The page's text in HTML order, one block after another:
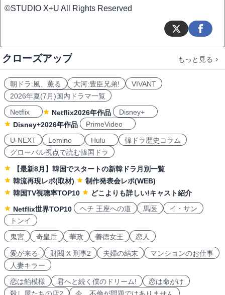
©STUDIO X+U All Rights Reserved
クローズアップ もっと見る
朝ドラ:風、薫る 大河:豊臣兄弟!
VIVANT
2026年夏(7月)国内ドラマ一覧
Netflix
Netflix2026年作品
Disney+
Disney+2026年作品
PrimeVideo
U-NEXT
Lemino Hulu
韓ドラ歴史コラム
グローバル視点で読む韓国ドラ
【最新8月】韓国でスタートの新韓ドラ月別一覧
韓流再現レポ(取材)
制作発表会レポ(WEB)
韓国TV視聴率TOP10
どこよりも詳しい!キャスト紹介
Netflix世界TOP10
ヘチ 王座への道 馬医
イ・サン
トンイ
鬼宮
奇皇后 華政 善徳女王 恋人
愛が来る 財閥 X 刑事2 夫婦の結末
マンションのお仕事
人妻キラー
恋は飴模様
君へと続く僕のドリーム!
恋は命がけ